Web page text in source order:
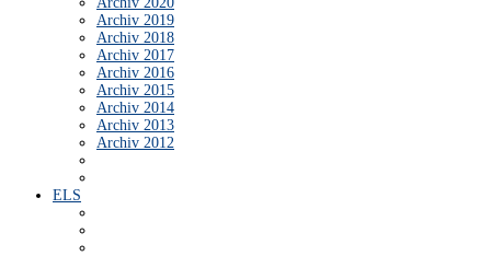
Archiv 2019
Archiv 2018
Archiv 2017
Archiv 2016
Archiv 2015
Archiv 2014
Archiv 2013
Archiv 2012
ELS